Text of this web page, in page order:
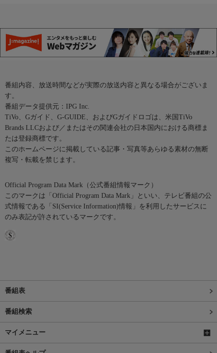
番組内容、放送時間などが実際の放送内容と異なる場合がございま
す。
番組データ提供元：IPG Inc.
TiVo、Gガイド、G-GUIDE、およびGガイドロゴは、米国TiVo
Brands LLCおよび／またはその関連会社の日本国内における商標ま
たは登録商標です。
このホームページに掲載している記事・写真等あらゆる素材の無断
複写・転載を禁じます。
Official Program Data Mark（公式番組情報マーク）
このマークは「Official Program Data Mark」といい、テレビ番組の公
式情報である「SI(Service Information)情報」を利用したサービスに
のみ表記が許されているマークです。
番組表
番組検索
マイメニュー